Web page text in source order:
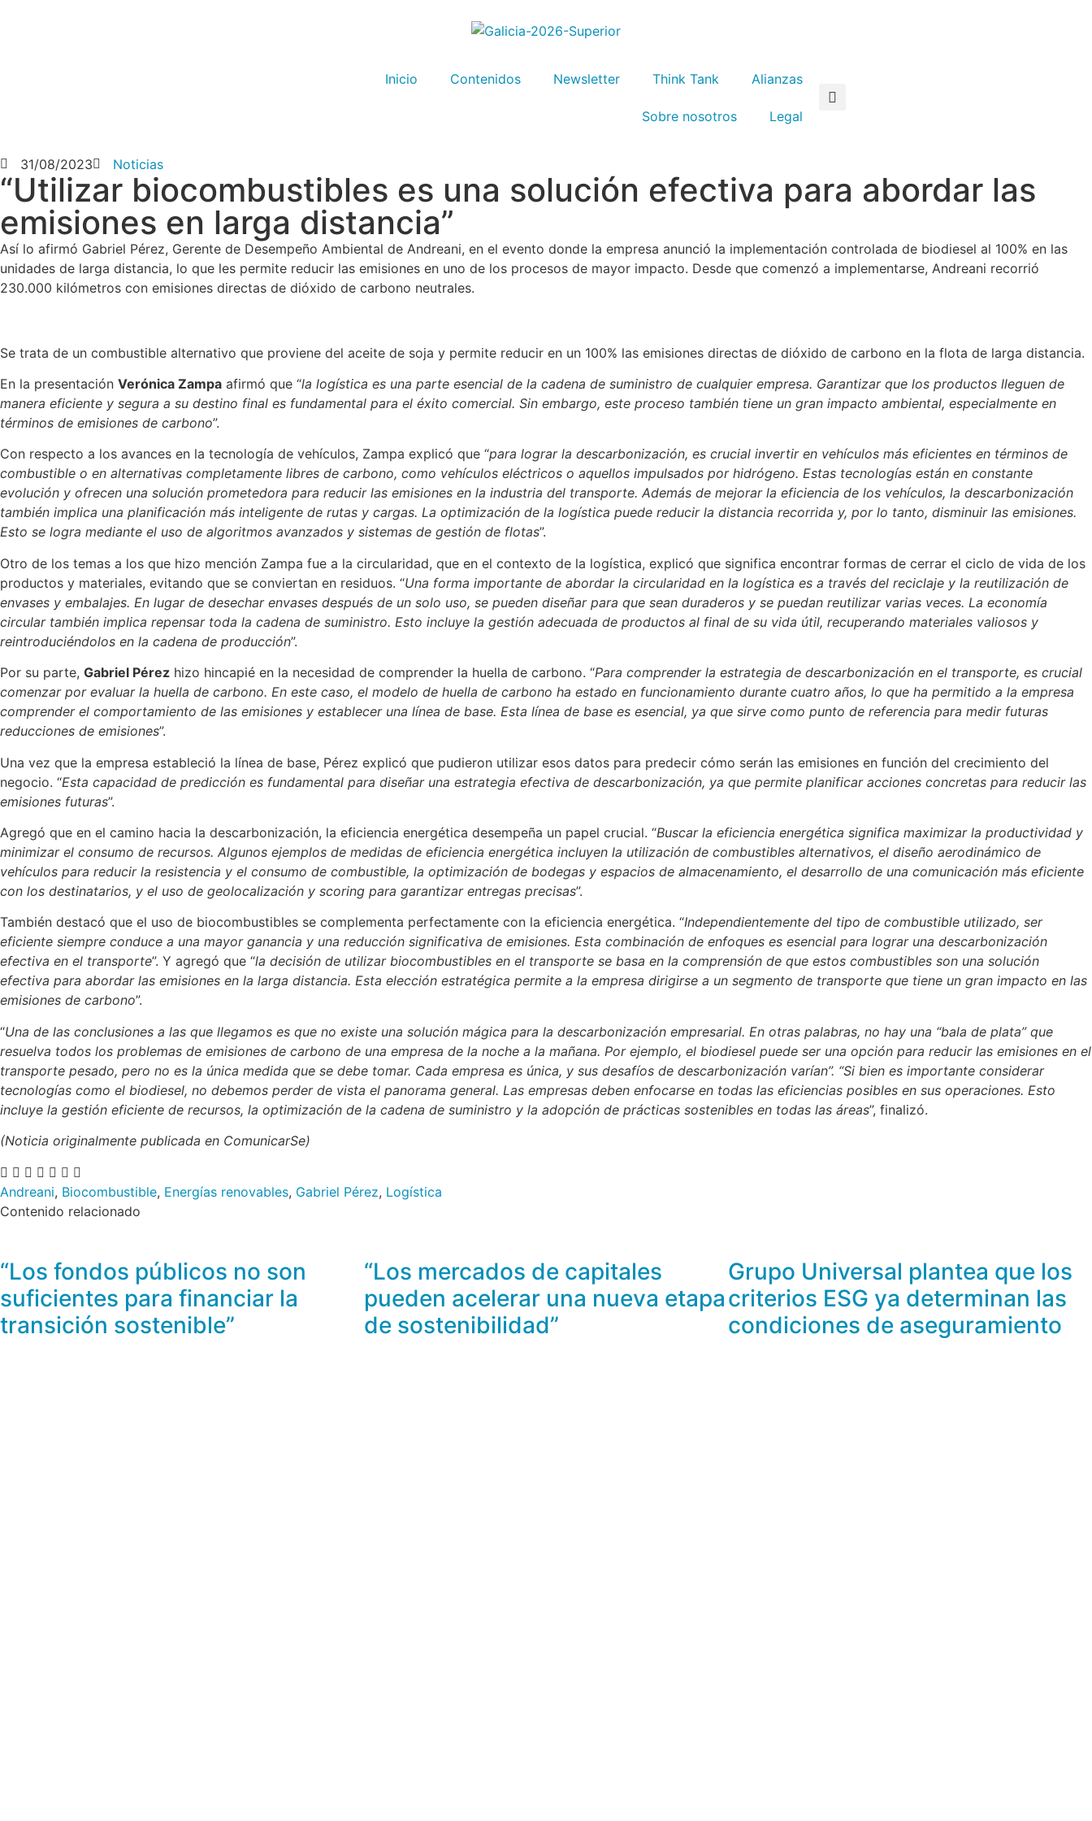
Inicio Contenidos Newsletter Think Tank Alianzas
Sobre nosotros Legal
31/08/2023 Noticias
“Utilizar biocombustibles es una solución efectiva para abordar las
emisiones en larga distancia”
Así lo afirmó Gabriel Pérez, Gerente de Desempeño Ambiental de Andreani, en el evento donde la empresa anunció la implementación controlada de biodiesel al 100% en las
unidades de larga distancia, lo que les permite reducir las emisiones en uno de los procesos de mayor impacto. Desde que comenzó a implementarse, Andreani recorrió
230.000 kilómetros con emisiones directas de dióxido de carbono neutrales.
Se trata de un combustible alternativo que proviene del aceite de soja y permite reducir en un 100% las emisiones directas de dióxido de carbono en la flota de larga distancia.
En la presentación Verónica Zampa afirmó que “la logística es una parte esencial de la cadena de suministro de cualquier empresa. Garantizar que los productos lleguen de
manera eficiente y segura a su destino final es fundamental para el éxito comercial. Sin embargo, este proceso también tiene un gran impacto ambiental, especialmente en
términos de emisiones de carbono”.
Con respecto a los avances en la tecnología de vehículos, Zampa explicó que “para lograr la descarbonización, es crucial invertir en vehículos más eficientes en términos de
combustible o en alternativas completamente libres de carbono, como vehículos eléctricos o aquellos impulsados por hidrógeno. Estas tecnologías están en constante
evolución y ofrecen una solución prometedora para reducir las emisiones en la industria del transporte. Además de mejorar la eficiencia de los vehículos, la descarbonización
también implica una planificación más inteligente de rutas y cargas. La optimización de la logística puede reducir la distancia recorrida y, por lo tanto, disminuir las emisiones.
Esto se logra mediante el uso de algoritmos avanzados y sistemas de gestión de flotas”.
Otro de los temas a los que hizo mención Zampa fue a la circularidad, que en el contexto de la logística, explicó que significa encontrar formas de cerrar el ciclo de vida de los
productos y materiales, evitando que se conviertan en residuos. “Una forma importante de abordar la circularidad en la logística es a través del reciclaje y la reutilización de
envases y embalajes. En lugar de desechar envases después de un solo uso, se pueden diseñar para que sean duraderos y se puedan reutilizar varias veces. La economía
circular también implica repensar toda la cadena de suministro. Esto incluye la gestión adecuada de productos al final de su vida útil, recuperando materiales valiosos y
reintroduciéndolos en la cadena de producción”.
Por su parte, Gabriel Pérez hizo hincapié en la necesidad de comprender la huella de carbono. “Para comprender la estrategia de descarbonización en el transporte, es crucial
comenzar por evaluar la huella de carbono. En este caso, el modelo de huella de carbono ha estado en funcionamiento durante cuatro años, lo que ha permitido a la empresa
comprender el comportamiento de las emisiones y establecer una línea de base. Esta línea de base es esencial, ya que sirve como punto de referencia para medir futuras
reducciones de emisiones”.
Una vez que la empresa estableció la línea de base, Pérez explicó que pudieron utilizar esos datos para predecir cómo serán las emisiones en función del crecimiento del
negocio. “Esta capacidad de predicción es fundamental para diseñar una estrategia efectiva de descarbonización, ya que permite planificar acciones concretas para reducir las
emisiones futuras”.
Agregó que en el camino hacia la descarbonización, la eficiencia energética desempeña un papel crucial. “Buscar la eficiencia energética significa maximizar la productividad y
minimizar el consumo de recursos. Algunos ejemplos de medidas de eficiencia energética incluyen la utilización de combustibles alternativos, el diseño aerodinámico de
vehículos para reducir la resistencia y el consumo de combustible, la optimización de bodegas y espacios de almacenamiento, el desarrollo de una comunicación más eficiente
con los destinatarios, y el uso de geolocalización y scoring para garantizar entregas precisas”.
También destacó que el uso de biocombustibles se complementa perfectamente con la eficiencia energética. “Independientemente del tipo de combustible utilizado, ser
eficiente siempre conduce a una mayor ganancia y una reducción significativa de emisiones. Esta combinación de enfoques es esencial para lograr una descarbonización
efectiva en el transporte”. Y agregó que “la decisión de utilizar biocombustibles en el transporte se basa en la comprensión de que estos combustibles son una solución
efectiva para abordar las emisiones en la larga distancia. Esta elección estratégica permite a la empresa dirigirse a un segmento de transporte que tiene un gran impacto en las
emisiones de carbono”.
“Una de las conclusiones a las que llegamos es que no existe una solución mágica para la descarbonización empresarial. En otras palabras, no hay una “bala de plata” que
resuelva todos los problemas de emisiones de carbono de una empresa de la noche a la mañana. Por ejemplo, el biodiesel puede ser una opción para reducir las emisiones en el
transporte pesado, pero no es la única medida que se debe tomar. Cada empresa es única, y sus desafíos de descarbonización varían”. “Si bien es importante considerar
tecnologías como el biodiesel, no debemos perder de vista el panorama general. Las empresas deben enfocarse en todas las eficiencias posibles en sus operaciones. Esto
incluye la gestión eficiente de recursos, la optimización de la cadena de suministro y la adopción de prácticas sostenibles en todas las áreas”, finalizó.
(Noticia originalmente publicada en ComunicarSe)
Andreani, Biocombustible, Energías renovables, Gabriel Pérez, Logística
Contenido relacionado
“Los fondos públicos no son
suficientes para financiar la
transición sostenible”
“Los mercados de capitales
pueden acelerar una nueva etapa
de sostenibilidad”
Grupo Universal plantea que los
criterios ESG ya determinan las
condiciones de aseguramiento